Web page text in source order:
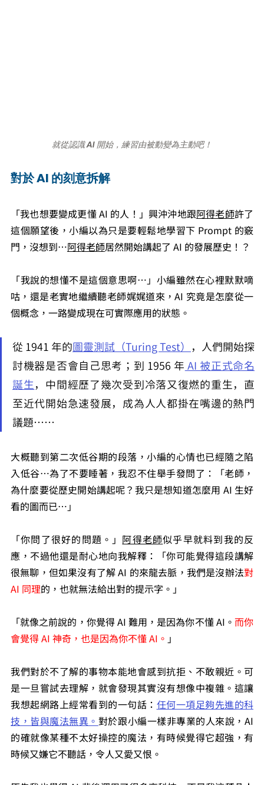
就從認識 AI 開始，練習由被動變為主動吧！
對於 AI 的刻意拆解
「我也想要變成更懂 AI 的人！」興沖沖地跟阿得老師許了
這個願望後，小編以為只是要輕鬆地學習下 Prompt 的竅
門，沒想到…阿得老師居然開始講起了 AI 的發展歷史！？
「我說的想懂不是這個意思啊…」小編雖然在心裡默默嘀
咕，還是老實地繼續聽老師娓娓道來，AI 究竟是怎麼從一
個概念，一路變成現在可實際應用的狀態。
從 1941 年的圖靈測試（Turing Test） ，人們開始探
討機器是否會自己思考；到 1956 年 AI 被正式命名
誕生，中間經歷了幾次受到冷落又復燃的重生，直
至近代開始急速發展，成為人人都掛在嘴邊的熱門
議題……
大概聽到第二次低谷期的段落，小編的心情也已經隨之陷
入低谷…為了不要睡著，我忍不住舉手發問了：「老師，
為什麼要從歷史開始講起呢？我只是想知道怎麼用 AI 生好
看的圖而已…」
「你問了很好的問題。」 阿得老師似乎早就料到我的反
應，不過他還是耐心地向我解釋：「你可能覺得這段講解
很無聊，但如果沒有了解 AI 的來龍去脈，我們是沒辦法對
AI 同理的，也就無法給出對的提示字。」
「就像之前說的，你覺得 AI 難用，是因為你不懂 AI。 而你
會覺得 AI 神奇，也是因為你不懂 AI。 」
我們對於不了解的事物本能地會感到抗拒、不敢親近。可
是一旦嘗試去理解，就會發現其實沒有想像中複雜。這讓
我想起網路上經常看到的一句話： 任何一項足夠先進的科
技，皆與魔法無異。 對於跟小編一樣非專業的人來說，AI
的確就像某種不太好操控的魔法，有時候覺得它超強，有
時候又嫌它不聽話，令人又愛又恨。